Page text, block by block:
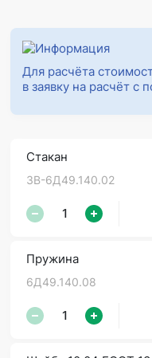
Для расчёта
в заявку на расчёт с
Стакан
3В-6Д49.140.02
Пружина
6Д49.140.08